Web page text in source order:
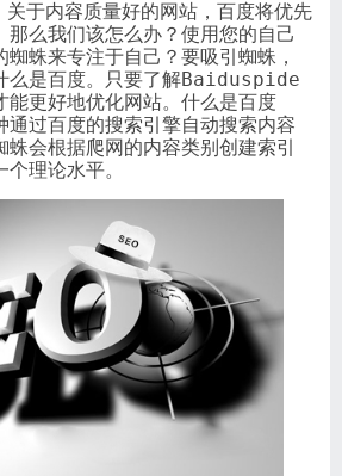
于内容质量好的网站，百度将优先
那么我们该怎么办？使用您的自己
蛛来专注于自己？要吸引蜘蛛，
么是百度。只要了解Baiduspide
能更好地优化网站。什么是百度
通过百度的搜索引擎自动搜索内容
蛛会根据爬网的内容类别创建索引
理论水平。